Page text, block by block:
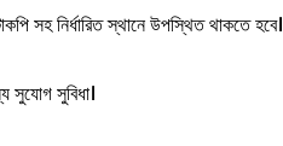
সহ নির্ধারিত স্থানে উপস্থিত থাকতে হবে।
সুযোগ সুবিধা।